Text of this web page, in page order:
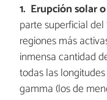
Erupción solar
parte superficial
regiones más
inmensa cantidad
todas las
gamma (los de